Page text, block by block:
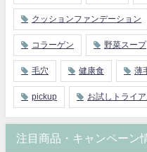
クッションファンデーション
コラーゲン 野菜スープ
毛穴 健康食 薄
pickup お試しトライ
注目商品・キャンペーン